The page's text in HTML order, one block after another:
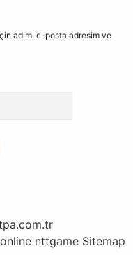
adım, e-posta adresim ve
nttgame Sitemap